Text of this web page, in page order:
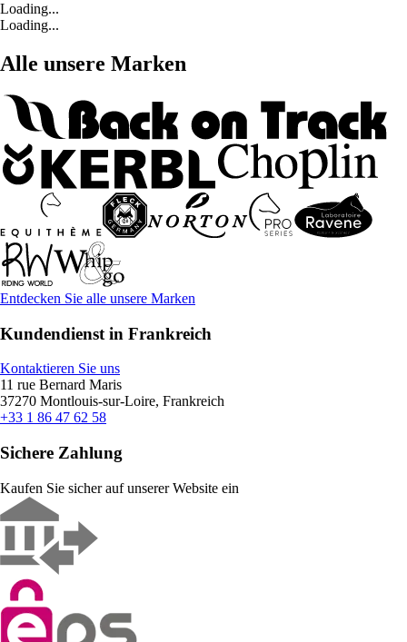
Loading...
Loading...
Alle unsere Marken
Entdecken Sie alle unsere Marken
Kundendienst in Frankreich
Kontaktieren Sie uns
11 rue Bernard Maris
37270 Montlouis-sur-Loire, Frankreich
+33 1 86 47 62 58
Sichere Zahlung
Kaufen Sie sicher auf unserer Website ein